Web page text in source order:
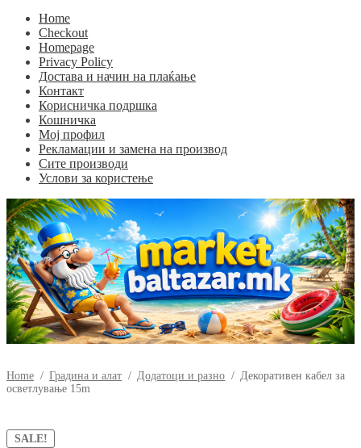
Home
Checkout
Homepage
Privacy Policy
Достава и начин на плаќање
Контакт
Корисничка подршка
Кошничка
Мој профил
Рекламации и замена на производ
Сите производи
Услови за користење
Home / Градина и алат / Додатоци и разно / Декоративен кабел за
осветлување 15m
SALE!